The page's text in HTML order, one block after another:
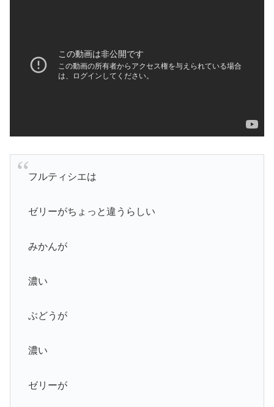
フルティシエは
ゼリーがちょっと違うらしい
みかんが
濃い
ぶどうが
濃い
ゼリーが